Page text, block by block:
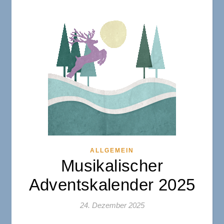
ALLGEMEIN
Musikalischer
Adventskalender 2025
24. Dezember 2025